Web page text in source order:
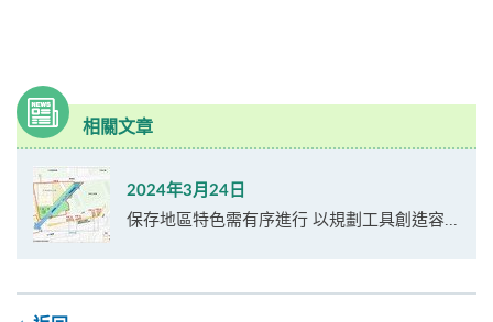
相關文章
2024年3月24日
保存地區特色需有序進行 以規劃工具創造容...